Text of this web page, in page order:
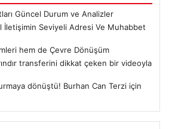
Güncel Durum ve Analizler
İletişimin Seviyeli Adresi Ve Muhabbet
hem de Çevre Dönüşüm
transferini dikkat çeken bir videoyla
dönüştü! Burhan Can Terzi için